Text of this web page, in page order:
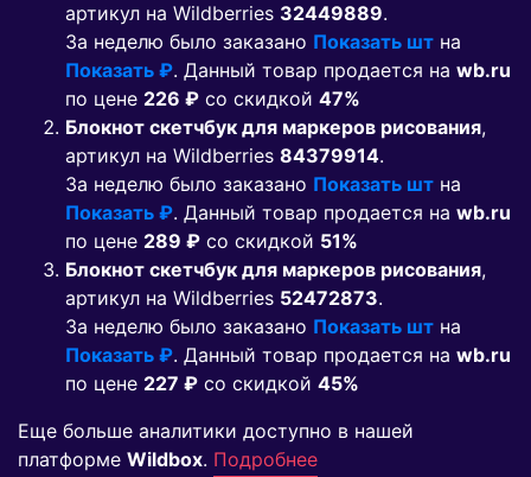
артикул на Wildberries 32449889.
За неделю было заказано Показать шт на
Показать ₽. Данный товар продается на wb.ru
по цене 226 ₽ co скидкой 47%
Блокнот скетчбук для маркеров рисования,
артикул на Wildberries 84379914.
За неделю было заказано Показать шт на
Показать ₽. Данный товар продается на wb.ru
по цене 289 ₽ co скидкой 51%
Блокнот скетчбук для маркеров рисования,
артикул на Wildberries 52472873.
За неделю было заказано Показать шт на
Показать ₽. Данный товар продается на wb.ru
по цене 227 ₽ co скидкой 45%
Еще больше аналитики доступно в нашей
платформе Wildbox. Подробнее